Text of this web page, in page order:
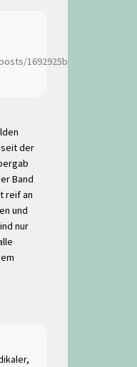
1692925b-
seit der
Band
reif an
und
nur